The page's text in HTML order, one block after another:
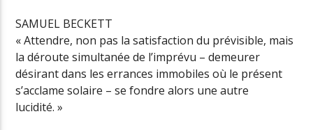
SAMUEL BECKETT
« Attendre, non pas la satisfaction du prévisible, mais
la déroute simultanée de l’imprévu – demeurer
désirant dans les errances immobiles où le présent
s’acclame solaire – se fondre alors une autre
lucidité. »